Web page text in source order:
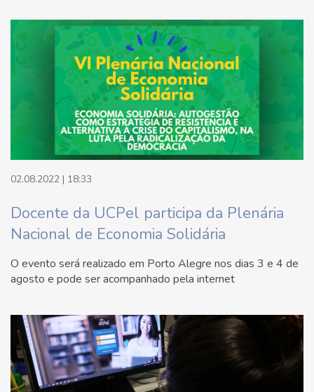
02.08.2022 | 18:33
Docente da UCPel participa da Plenária
Nacional de Economia Solidária
O evento será realizado em Porto Alegre nos dias 3 e 4 de
agosto e pode ser acompanhado pela internet